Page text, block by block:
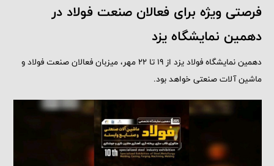
فرصتی ویژه برای فعالان صنعت فولاد در
دهمین نمایشگاه یزد
دهمین نمایشگاه فولاد یزد از ۱۹ تا ۲۲ مهر، میزبان فعالان صنعت فولاد و
ماشین آلات صنعتی خواهد بود.